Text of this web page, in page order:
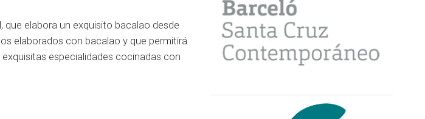
elabora un exquisito bacalao desde
elaborados con bacalao y que permitirá
especialidades cocinadas con